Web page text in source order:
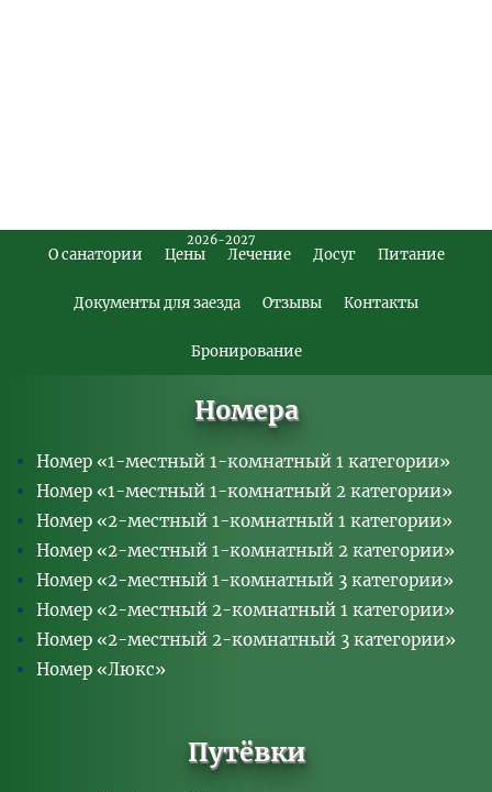
Footer
Main
О санатории Цены
2026-2027
Лечение Досуг Питание
Документы для заезда Отзывы Контакты
Бронирование
Номера
Номер «1-местный 1-комнатный 1 категории»
Номер «1-местный 1-комнатный 2 категории»
Номер «2-местный 1-комнатный 1 категории»
Номер «2-местный 1-комнатный 2 категории»
Номер «2-местный 1-комнатный 3 категории»
Номер «2-местный 2-комнатный 1 категории»
Номер «2-местный 2-комнатный 3 категории»
Номер «Люкс»
Путёвки